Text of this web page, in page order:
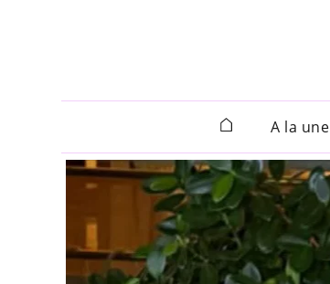
A la une